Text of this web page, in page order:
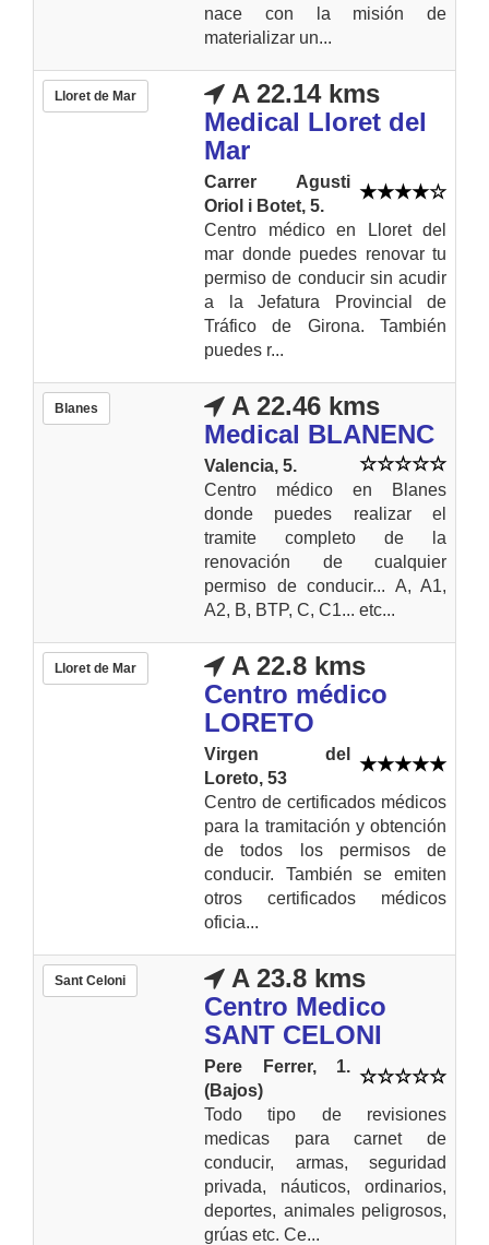
nace con la misión de
materializar un...
Lloret de Mar
A 22.14 kms
Medical Lloret del
Mar
Carrer Agusti
Oriol i Botet, 5.
Centro médico en Lloret del
mar donde puedes renovar tu
permiso de conducir sin acudir
a la Jefatura Provincial de
Tráfico de Girona. También
puedes r...
Blanes
A 22.46 kms
Medical BLANENC
Valencia, 5.
Centro médico en Blanes
donde puedes realizar el
tramite completo de la
renovación de cualquier
permiso de conducir... A, A1,
A2, B, BTP, C, C1... etc...
Lloret de Mar
A 22.8 kms
Centro médico
LORETO
Virgen del
Loreto, 53
Centro de certificados médicos
para la tramitación y obtención
de todos los permisos de
conducir. También se emiten
otros certificados médicos
oficia...
Sant Celoni
A 23.8 kms
Centro Medico
SANT CELONI
Pere Ferrer, 1.
(Bajos)
Todo tipo de revisiones
medicas para carnet de
conducir, armas, seguridad
privada, náuticos, ordinarios,
deportes, animales peligrosos,
grúas etc. Ce...